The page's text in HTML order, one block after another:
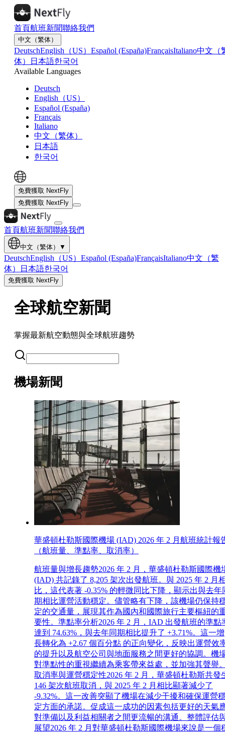
首頁航班新聞聯絡我們
中文（繁体）
DeutschEnglish（US） Español (España)FrançaisItaliano中文（
体）
日本語한국어
Available Languages
Deutsch
English（US）
Español (España)
Français
Italiano
中文（繁体）
日本語
한국어
免費獲取 NextFly
免費獲取 NextFly
首頁航班新聞聯絡我們
中文（繁体） ▼
DeutschEnglish（US） Español (España)FrançaisItaliano中文（繁
体）
日本語한국어
免費獲取 NextFly
全球航空新聞
掌握最新航空動態與全球航班趨勢
機場新聞
華盛頓杜勒斯國際機場 (IAD) 2026 年 2 月航班統計報
（航班量、準點率、取消率）
航班量與增長趨勢2026 年 2 月，華盛頓杜勒斯國際機
(IAD) 共記錄了 8,205 架次出發航班。與 2025 年 2 月
比，這代表著 -0.35% 的輕微同比下降，顯示出與去年
期相比運營活動穩定。儘管略有下降，該機場仍保持
定的交通量，展現其作為國內和國際旅行主要樞紐的
要性。準點率分析2026 年 2 月，IAD 出發航班的準點
達到 74.63%，與去年同期相比提升了 +3.71%。這一增
長轉化為 +2.67 個百分點 的正向變化，反映出運營效
的提升以及航空公司與地面服務之間更好的協調。機
對準點性的重視繼續為乘客帶來益處，並加強其聲譽
取消率與運營穩定性2026 年 2 月，華盛頓杜勒斯共發
146 架次航班取消，與 2025 年 2 月相比顯著減少了
-9.32%。這一改善突顯了機場在減少干擾和確保運營
定方面的承諾。促成這一成功的因素包括更好的天氣
對準備以及利益相關者之間更流暢的溝通。整體評估
展望2026 年 2 月對華盛頓杜勒斯國際機場來說是一個